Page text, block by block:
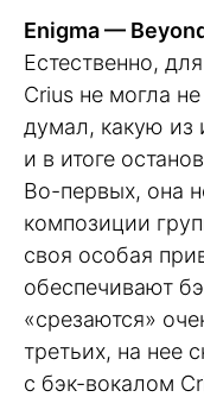
Enigma —
Естественно,
Crius не могла
думал, какую из
и в итоге
Во-первых, она
композиции
своя особая
обеспечивают
«срезаются»
третьих, на нее
с бэк-вокалом